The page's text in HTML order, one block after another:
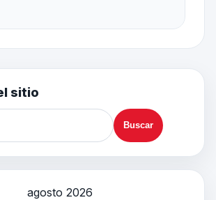
sitio
agosto 2026